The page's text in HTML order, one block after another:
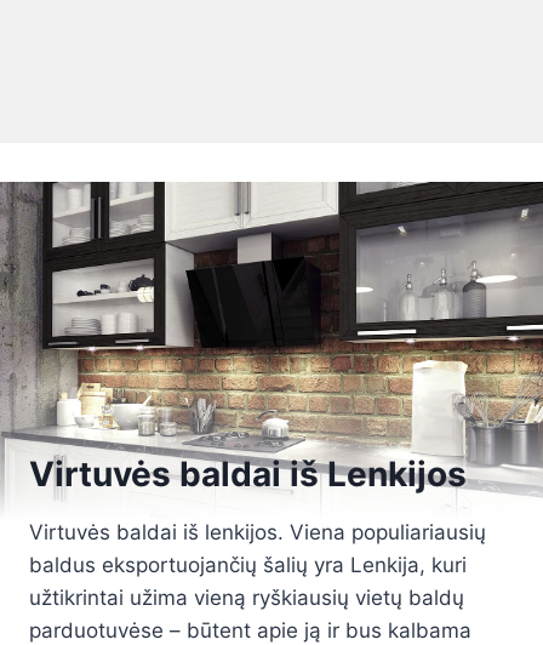
Virtuvės baldai iš Lenkijos
Virtuvės baldai iš lenkijos. Viena populiariausių
baldus eksportuojančių šalių yra Lenkija, kuri
užtikrintai užima vieną ryškiausių vietų baldų
parduotuvėse – būtent apie ją ir bus kalbama